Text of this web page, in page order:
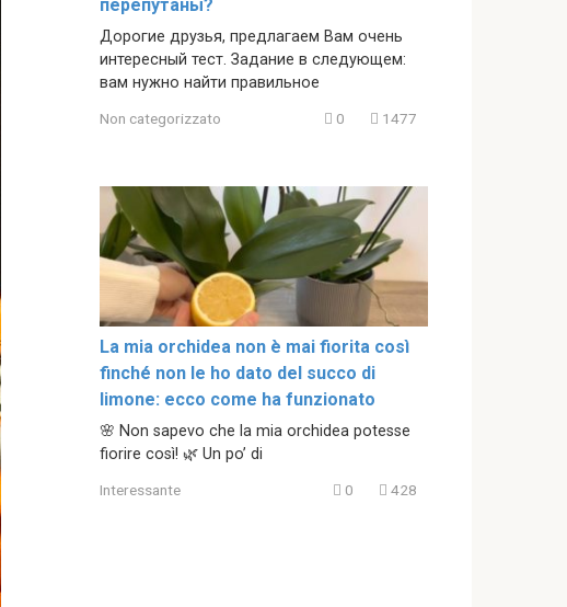
перепутаны?
Дорогие друзья, предлагаем Вам очень
интересный тест. Задание в следующем:
вам нужно найти правильное
Non categorizzato 0 1477
La mia orchidea non è mai fiorita così
finché non le ho dato del succo di
limone: ecco come ha funzionato
🌸 Non sapevo che la mia orchidea potesse
fiorire così! 🌿 Un po’ di
Interessante 0 428